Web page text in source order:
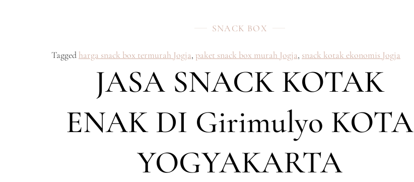
SNACK BOX
Tagged harga snack box termurah Jogja, paket snack box murah Jogja, snack kotak ekonomis Jogja
JASA SNACK KOTAK
ENAK DI Girimulyo KOTA
YOGYAKARTA